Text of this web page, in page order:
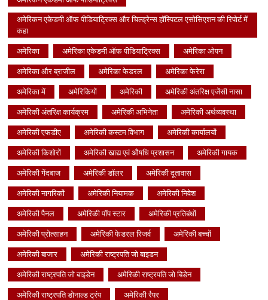
अमेरिकन एकेडमी ऑफ पीडियाट्रिक्स और चिल्ड्रेन्स हॉस्पिटल एसोसिएशन की रिपोर्ट में
कहा
अमेरिका अमेरिका एकेडमी ऑफ पीडियाट्रिक्स अमेरिका ओपन
अमेरिका और ब्राजील अमेरिका फेडरल अमेरिका फेरेरा
अमेरिका में अमेरिकियों अमेरिकी अमेरिकी अंतरिक्ष एजेंसी नासा
अमेरिकी अंतरिक्ष कार्यक्रम अमेरिकी अभिनेता अमेरिकी अर्थव्यवस्था
अमेरिकी एफडीए अमेरिकी कस्टम विभाग अमेरिकी कार्यालयों
अमेरिकी किशोरों अमेरिकी खाद्य एवं औषधि प्रशासन अमेरिकी गायक
अमेरिकी गेंदबाज अमेरिकी डॉलर अमेरिकी दूतावास
अमेरिकी नागरिकों अमेरिकी नियामक अमेरिकी निवेश
अमेरिकी पैनल अमेरिकी पॉप स्टार अमेरिकी प्रतिबंधों
अमेरिकी प्रोत्साहन अमेरिकी फेडरल रिजर्व अमेरिकी बच्चों
अमेरिकी बाजार अमेरिकी राष्ट्रपति जो बाइडन
अमेरिकी राष्ट्रपति जो बाइडेन अमेरिकी राष्ट्रपति जो बिडेन
अमेरिकी राष्ट्रपति डोनाल्ड ट्रंप अमेरिकी रैपर